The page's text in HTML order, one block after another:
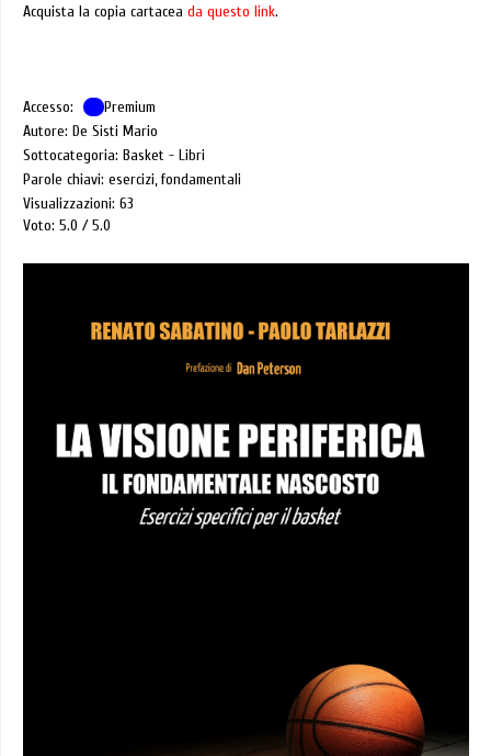
Acquista la copia cartacea da questo link.
Accesso:
Premium
Autore: De Sisti Mario
Sottocategoria: Basket - Libri
Parole chiavi: esercizi, fondamentali
Visualizzazioni: 63
Voto: 5.0
5.0